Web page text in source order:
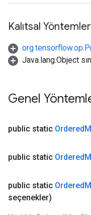
Kalıtsal Yöntemler
Java.lang.Object
Genel
public static Ordered
public static Ordered
public static Ordered
seçenekler)